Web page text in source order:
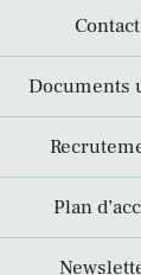
Contact
Documents
Plan